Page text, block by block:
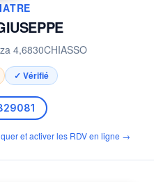
4,6830CHIASSO
✓ Vérifié
et activer les RDV en ligne →